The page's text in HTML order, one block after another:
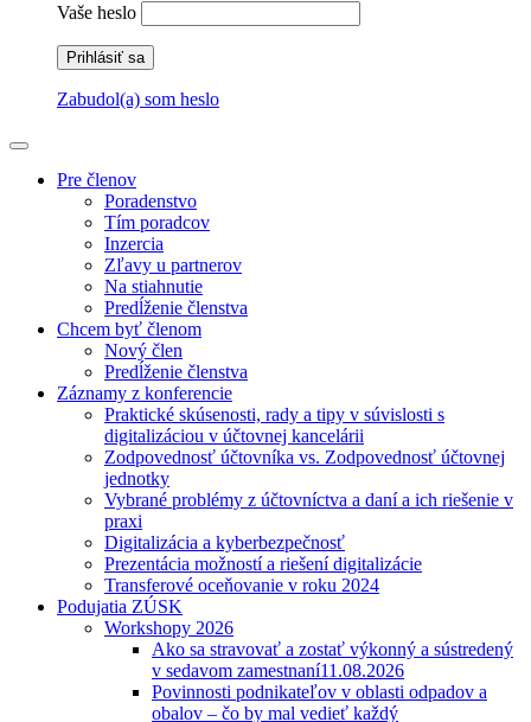
Vaše heslo
Zabudol(a) som heslo
Pre členov
Poradenstvo
Tím poradcov
Inzercia
Zľavy u partnerov
Na stiahnutie
Predĺženie členstva
Chcem byť členom
Nový člen
Predĺženie členstva
Záznamy z konferencie
Praktické skúsenosti, rady a tipy v súvislosti s
digitalizáciou v účtovnej kancelárii
Zodpovednosť účtovníka vs. Zodpovednosť účtovnej
jednotky
Vybrané problémy z účtovníctva a daní a ich riešenie v
praxi
Digitalizácia a kyberbezpečnosť
Prezentácia možností a riešení digitalizácie
Transferové oceňovanie v roku 2024
Podujatia ZÚSK
Workshopy 2026
Ako sa stravovať a zostať výkonný a sústredený
v sedavom zamestnaní11.08.2026
Povinnosti podnikateľov v oblasti odpadov a
obalov – čo by mal vedieť každý